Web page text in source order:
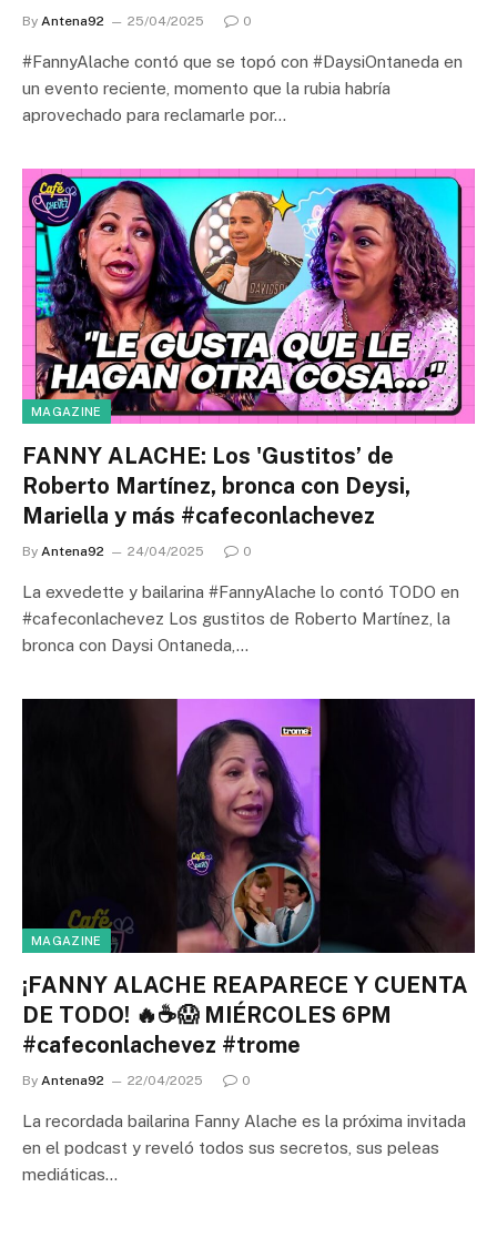
By Antena92 25/04/2025 0
#FannyAlache contó que se topó con #DaysiOntaneda en
un evento reciente, momento que la rubia habría
aprovechado para reclamarle por…
MAGAZINE
FANNY ALACHE: Los 'Gustitos’ de
Roberto Martínez, bronca con Deysi,
Mariella y más #cafeconlachevez
By Antena92 24/04/2025 0
La exvedette y bailarina #FannyAlache lo contó TODO en
#cafeconlachevez Los gustitos de Roberto Martínez, la
bronca con Daysi Ontaneda,…
MAGAZINE
¡FANNY ALACHE REAPARECE Y CUENTA
DE TODO! 🔥☕😱 MIÉRCOLES 6PM
#cafeconlachevez #trome
By Antena92 22/04/2025 0
La recordada bailarina Fanny Alache es la próxima invitada
en el podcast y reveló todos sus secretos, sus peleas
mediáticas…